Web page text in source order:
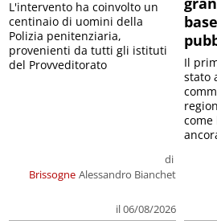
Brissogne
di
Alessandro Bianchet
il 06/08/2026
L'intervento ha coinvolto un
centinaio di uomini della
Polizia penitenziaria,
provenienti da tutti gli istituti
del Provveditorato
Il
stato
come